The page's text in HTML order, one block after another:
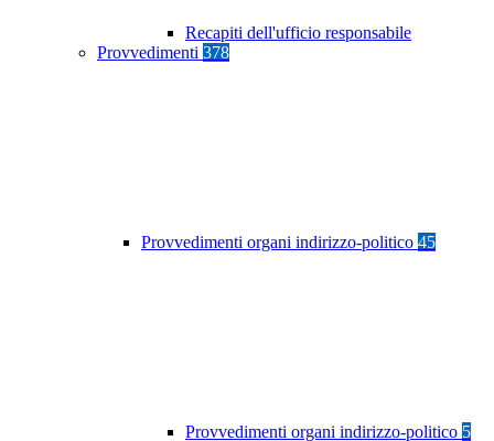
Recapiti dell'ufficio responsabile
Provvedimenti 378
Provvedimenti organi indirizzo-politico 45
Provvedimenti organi indirizzo-politico 5